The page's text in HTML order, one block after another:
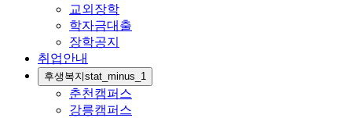
교외장학
학자금대출
장학공지
취업안내
후생복지stat_minus_1
춘천캠퍼스
강릉캠퍼스